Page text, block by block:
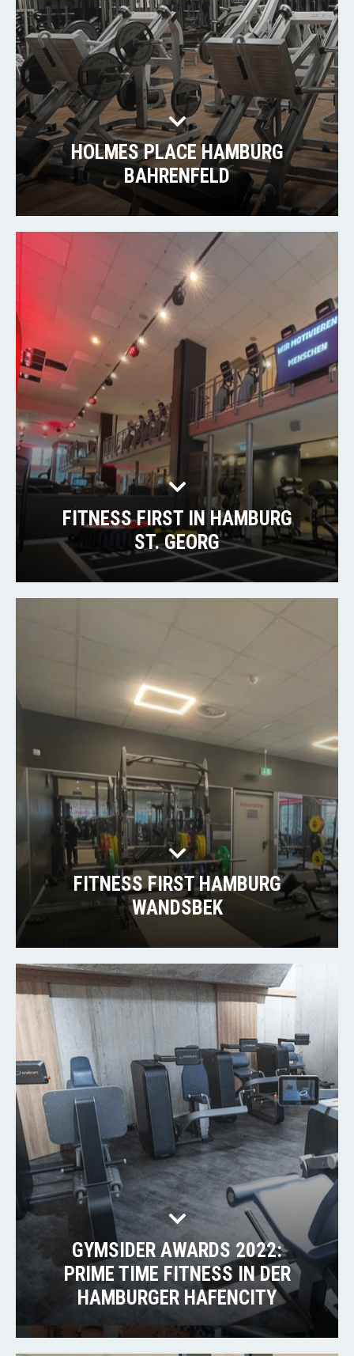
HOLMES PLACE HAMBURG
BAHRENFELD
FITNESS FIRST IN HAMBURG
ST. GEORG
FITNESS FIRST HAMBURG
WANDSBEK
GYMSIDER AWARDS 2022:
PRIME TIME FITNESS IN DER
HAMBURGER HAFENCITY